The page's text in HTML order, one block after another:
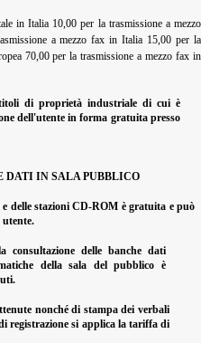
in Italia 10,00 per la trasmissione a mezzo
a mezzo fax in Italia 15,00 per la
70,00 per la trasmissione a mezzo fax in
di proprietà industriale di cui è
dell'utente in forma gratuita presso
DATI IN SALA PUBBLICO
delle stazioni CD-ROM è gratuita e può
utente.
delle banche dati
della sala del pubblico è
nonché di stampa dei verbali
registrazione si applica la tariffa di